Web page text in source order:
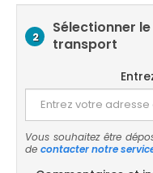
2
Sélectionner le
transport
Vous souhaitez être
de contacter notre